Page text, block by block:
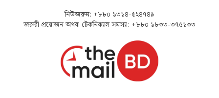
নিউজরুম: +৮৮০ ১৩১৪-৫২৪৭৪৯
জরুরী প্রয়োজন অথবা টেকনিক্যাল সমস্যা: +৮৮০ ১৮৩৩-৩৭৫১৩৩